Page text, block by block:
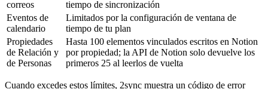
correos
tiempo de sincronización
Eventos de
calendario
Limitados por la configuración de ventana de
tiempo de tu plan
Propiedades
de Relación y
de Personas
Hasta 100 elementos vinculados escritos en Notion
por propiedad; la API de Notion solo devuelve los
primeros 25 al leerlos de vuelta
Cuando excedes estos límites, 2sync muestra un código de error